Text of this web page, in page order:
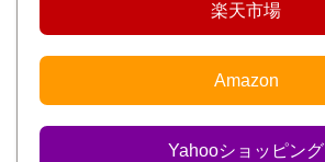
楽天市場
Amazon
Yahooショッピング